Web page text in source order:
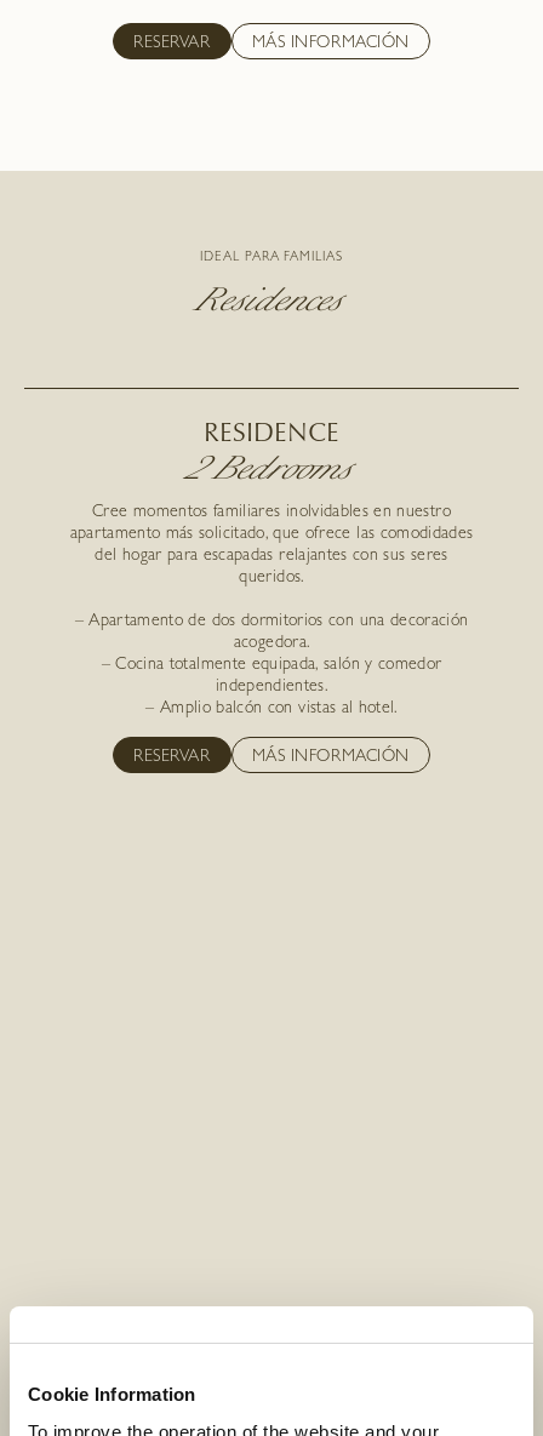
Cookie Information
To improve the operation of the website and your
RESERVAR MÁS INFORMACIÓN
IDEAL PARA FAMILIAS
Residences
RESIDENCE
2 Bedrooms
Cree momentos familiares inolvidables en nuestro
apartamento más solicitado, que ofrece las comodidades
del hogar para escapadas relajantes con sus seres
queridos.
– Apartamento de dos dormitorios con una decoración
acogedora.
– Cocina totalmente equipada, salón y comedor
independientes.
– Amplio balcón con vistas al hotel.
RESERVAR MÁS INFORMACIÓN